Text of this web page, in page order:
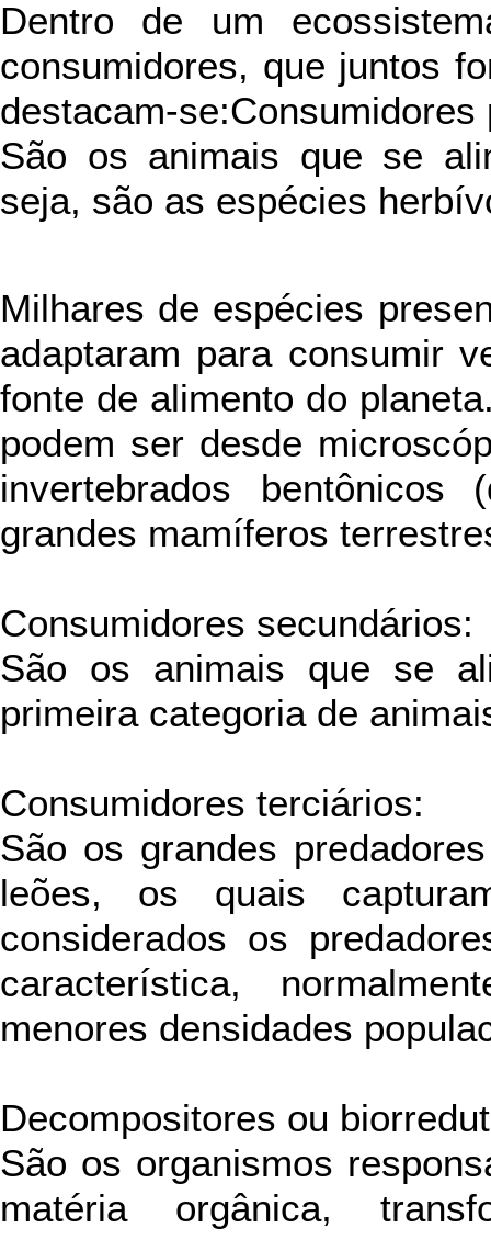
Dentro de um
consumidores, que juntos
destacam-se:Consumidores
São os animais que se
seja, são as espécies
Milhares de espécies
adaptaram para consumir
fonte de alimento do
podem ser desde
invertebrados bentônicos
grandes mamíferos
Consumidores secundários:
São os animais que se
primeira categoria de
Consumidores terciários:
São os grandes
leões, os quais
considerados os
característica,
menores densidades
Decompositores ou
São os organismos
matéria orgânica,